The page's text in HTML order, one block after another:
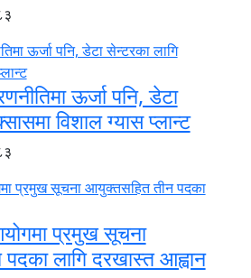
ऊर्जा पनि, डेटा
विशाल ग्यास प्लान्ट
प्रमुख सूचना
लागि दरखास्त आह्वान